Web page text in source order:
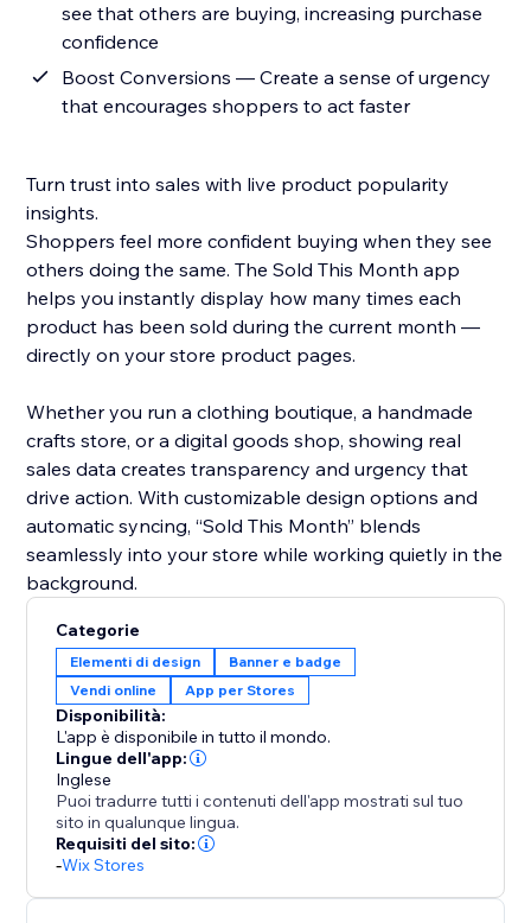
see that others are buying, increasing purchase
confidence
Boost Conversions — Create a sense of urgency
that encourages shoppers to act faster
Turn trust into sales with live product popularity
insights.
Shoppers feel more confident buying when they see
others doing the same. The Sold This Month app
helps you instantly display how many times each
product has been sold during the current month —
directly on your store product pages.
Whether you run a clothing boutique, a handmade
crafts store, or a digital goods shop, showing real
sales data creates transparency and urgency that
drive action. With customizable design options and
automatic syncing, “Sold This Month” blends
seamlessly into your store while working quietly in the
background.
Categorie
Elementi di design
Banner e badge
Vendi online
App per Stores
Disponibilità:
L'app è disponibile in tutto il mondo.
Lingue dell'app:
Inglese
Puoi tradurre tutti i contenuti dell'app mostrati sul tuo
sito in qualunque lingua.
Requisiti del sito:
-Wix Stores